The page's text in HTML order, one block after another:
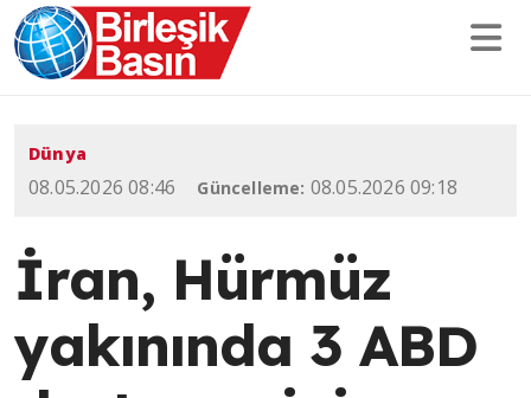
Dünya
08.05.2026 08:46 Güncelleme: 08.05.2026 09:18
İran, Hürmüz
yakınında 3 ABD